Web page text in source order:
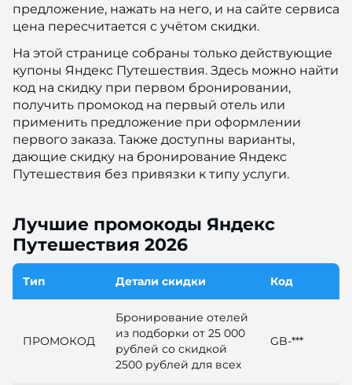
предложение, нажать на него, и на сайте сервиса
цена пересчитается с учётом скидки.
На этой странице собраны только действующие
купоны Яндекс Путешествия. Здесь можно найти
код на скидку при первом бронировании,
получить промокод на первый отель или
применить предложение при оформлении
первого заказа. Также доступны варианты,
дающие скидку на бронирование Яндекс
Путешествия без привязки к типу услуги.
Лучшие промокоды Яндекс
Путешествия 2026
Тип Детали скидки Код
ПРОМОКОД
Бронирование отелей
из подборки от 25 000
рублей со скидкой
2500 рублей для всех
GB-***